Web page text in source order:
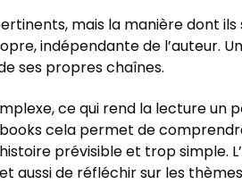
mais la manière dont
indépendante de l’auteur.
ses propres chaînes.
ce qui rend la lecture
cela permet de
prévisible et trop simple.
aussi de réfléchir sur les